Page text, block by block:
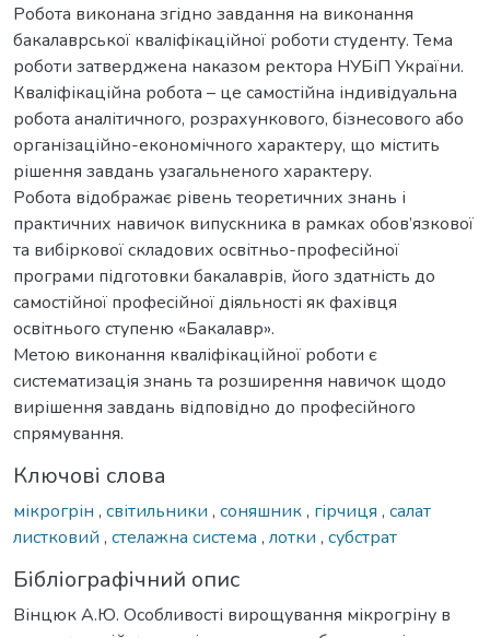
Робота виконана згідно завдання на виконання
бакалаврської кваліфікаційної роботи студенту. Тема
роботи затверджена наказом ректора НУБіП України.
Кваліфікаційна робота – це самостійна індивідуальна
робота аналітичного, розрахункового, бізнесового або
організаційно-економічного характеру, що містить
рішення завдань узагальненого характеру.
Робота відображає рівень теоретичних знань і
практичних навичок випускника в рамках обов’язкової
та вибіркової складових освітньо-професійної
програми підготовки бакалаврів, його здатність до
самостійної професійної діяльності як фахівця
освітнього ступеню «Бакалавр».
Метою виконання кваліфікаційної роботи є
систематизація знань та розширення навичок щодо
вирішення завдань відповідно до професійного
спрямування.
Ключові слова
мікрогрін , світильники , соняшник, гірчиця , салат
листковий , стелажна система , лотки , субстрат
Бібліографічний опис
Вінцюк А.Ю. Особливості вирощування мікрогріну в